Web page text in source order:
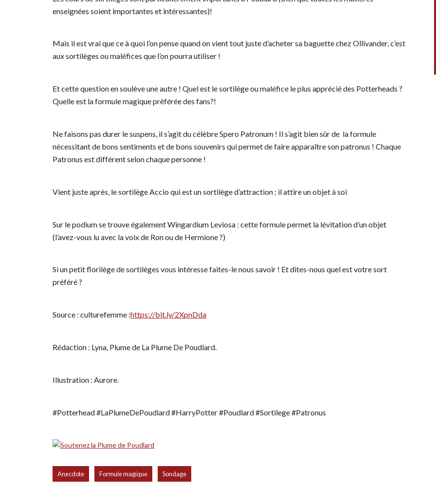
enseignées soient importantes et intéressantes)!
Mais il est vrai que ce à quoi l’on pense quand on vient tout juste d’acheter sa baguette chez Ollivander, c’est
aux sortilèges ou maléfices que l’on pourra utiliser !
Et cette question en soulève une autre ! Quel est le sortilège ou maléfice le plus apprécié des Potterheads ?
Quelle est la formule magique préférée des fans?!
Ne faisons pas durer le suspens, il s’agit du célèbre Spero Patronum ! Il s’agit bien sûr de la formule
nécessitant de bons sentiments et de bons souvenirs qui permet de faire apparaître son patronus ! Chaque
Patronus est différent selon chaque personne !
Vient juste après, le sortilège Accio qui est un sortilège d’attraction ; il attire un objet à soi
Sur le podium se trouve également Wingardium Leviosa : cette formule permet la lévitation d’un objet
(l’avez-vous lu avec la voix de Ron ou de Hermione ?)
Si un petit florilège de sortilèges vous intéresse faites-le nous savoir ! Et dites-nous quel est votre sort
préféré ?
Source : culturefemme :https://bit.ly/2XpnDda
Rédaction : Lyna, Plume de La Plume De Poudlard.
Illustration : Aurore.
#Potterhead #LaPlumeDePoudlard #HarryPotter #Poudlard #Sortilege #Patronus
Anecdote Formule magique Sondage